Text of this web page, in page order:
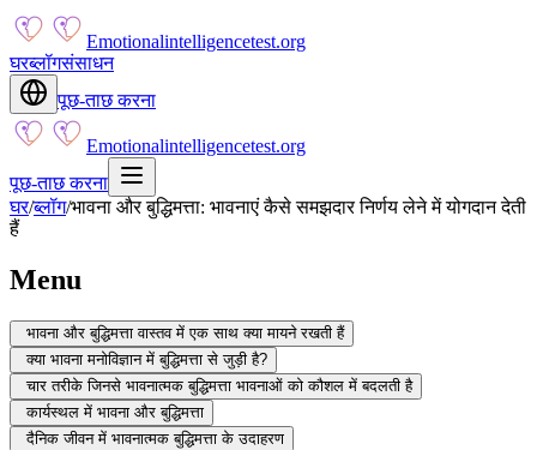
Emotionalintelligencetest.org
घरब्लॉगसंसाधन
पूछ-ताछ करना
Emotionalintelligencetest.org
पूछ-ताछ करना
घर/ब्लॉग/भावना और बुद्धिमत्ता: भावनाएं कैसे समझदार निर्णय लेने में योगदान देती
हैं
Menu
भावना और बुद्धिमत्ता वास्तव में एक साथ क्या मायने रखती हैं
क्या भावना मनोविज्ञान में बुद्धिमत्ता से जुड़ी है?
चार तरीके जिनसे भावनात्मक बुद्धिमत्ता भावनाओं को कौशल में बदलती है
कार्यस्थल में भावना और बुद्धिमत्ता
दैनिक जीवन में भावनात्मक बुद्धिमत्ता के उदाहरण